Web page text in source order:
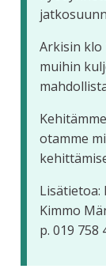
Arkisin klo
muihin
otamme
Kimmo
p. 019 758